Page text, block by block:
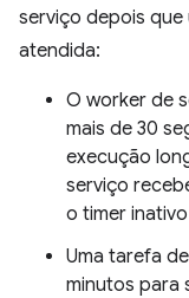
serviço depois
atendida:
O worker de
mais de 30
execução
serviço
o timer
Uma tarefa
minutos para